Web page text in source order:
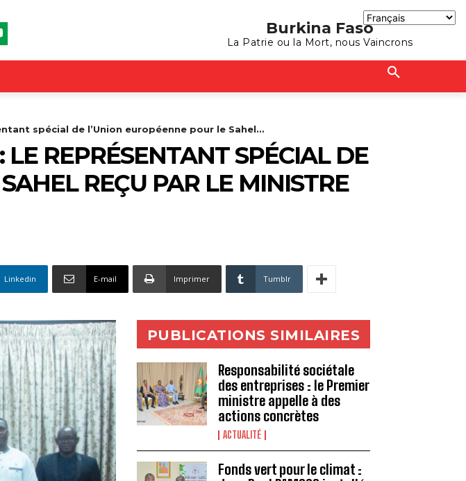
Burkina Faso
La Patrie ou la Mort, nous Vaincrons
spécial de l’Union européenne pour le Sahel...
REPRÉSENTANT SPÉCIAL DE
REÇU PAR LE MINISTRE
Linkedin E-mail Imprimer Tumblr
PUBLICATIONS SIMILAIRES
Responsabilité sociétale
des entreprises : le Premier
ministre appelle à des
actions concrètes
ACTUALITÉ
Fonds vert pour le climat :